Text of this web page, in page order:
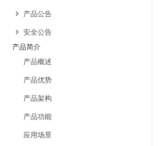
产品公告
安全公告
产品简介
产品概述
产品优势
产品架构
产品功能
应用场景